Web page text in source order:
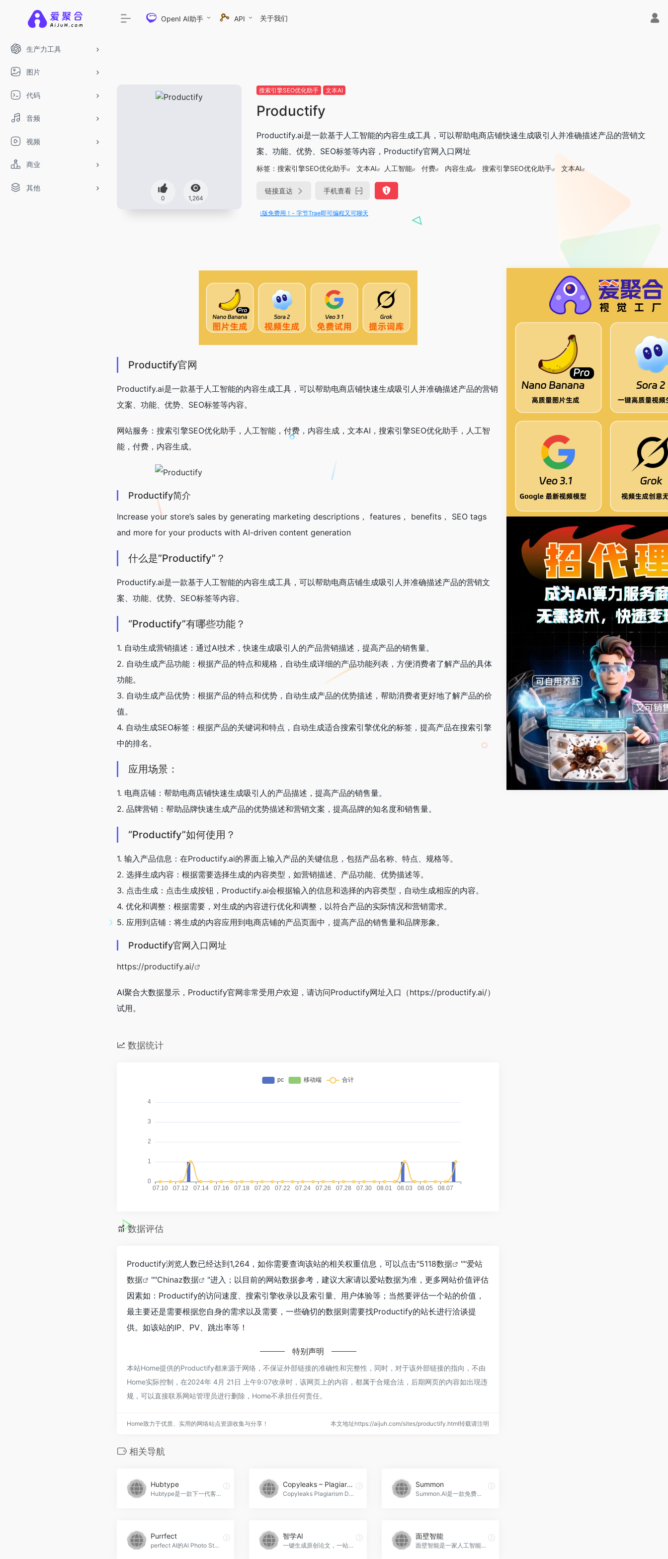
生产力工具
图片
代码
音频
视频
商业
其他
OpenI AI助手 API 关于我们
0 1,264
搜索引擎SEO优化助手 文本AI
Productify
Productify.ai是一款基于人工智能的内容生成工具，可以帮助电商店铺快速生成吸引人并准确描述产品的营销文
案、功能、优势、SEO标签等内容，Productify官网入口网址
标签： 搜索引擎SEO优化助手 文本AI 人工智能 付费 内容生成 搜索引擎SEO优化助手 文本AI
链接直达 手机查看
DeepSeek-R1、V3满血版免费用！- 字节Trae即可编程又可聊天
Productify官网
Productify.ai是一款基于人工智能的内容生成工具，可以帮助电商店铺快速生成吸引人并准确描述产品的营销
文案、功能、优势、SEO标签等内容。
网站服务：搜索引擎SEO优化助手，人工智能，付费，内容生成，文本AI，搜索引擎SEO优化助手，人工智
能，付费，内容生成。
Productify简介
Increase your store’s sales by generating marketing descriptions， features， benefits， SEO tags
and more for your products with AI-driven content generation
什么是”Productify”？
Productify.ai是一款基于人工智能的内容生成工具，可以帮助电商店铺生成吸引人并准确描述产品的营销文
案、功能、优势、SEO标签等内容。
“Productify”有哪些功能？
1. 自动生成营销描述：通过AI技术，快速生成吸引人的产品营销描述，提高产品的销售量。
2. 自动生成产品功能：根据产品的特点和规格，自动生成详细的产品功能列表，方便消费者了解产品的具体
功能。
3. 自动生成产品优势：根据产品的特点和优势，自动生成产品的优势描述，帮助消费者更好地了解产品的价
值。
4. 自动生成SEO标签：根据产品的关键词和特点，自动生成适合搜索引擎优化的标签，提高产品在搜索引擎
中的排名。
应用场景：
1. 电商店铺：帮助电商店铺快速生成吸引人的产品描述，提高产品的销售量。
2. 品牌营销：帮助品牌快速生成产品的优势描述和营销文案，提高品牌的知名度和销售量。
“Productify”如何使用？
1. 输入产品信息：在Productify.ai的界面上输入产品的关键信息，包括产品名称、特点、规格等。
2. 选择生成内容：根据需要选择生成的内容类型，如营销描述、产品功能、优势描述等。
3. 点击生成：点击生成按钮，Productify.ai会根据输入的信息和选择的内容类型，自动生成相应的内容。
4. 优化和调整：根据需要，对生成的内容进行优化和调整，以符合产品的实际情况和营销需求。
5. 应用到店铺：将生成的内容应用到电商店铺的产品页面中，提高产品的销售量和品牌形象。
Productify官网入口网址
https://productify.ai/
AI聚合大数据显示，Productify官网非常受用户欢迎，请访问Productify网址入口（https://productify.ai/）
试用。
数据统计
数据评估
Productify浏览人数已经达到1,264，如你需要查询该站的相关权重信息，可以点击"5118数据 ""爱站
数据
""Chinaz数据
"进入；以目前的网站数据参考，建议大家请以爱站数据为准，更多网站价值评估
因素如：Productify的访问速度、搜索引擎收录以及索引量、用户体验等；当然要评估一个站的价值，
最主要还是需要根据您自身的需求以及需要，一些确切的数据则需要找Productify的站长进行洽谈提
供。如该站的IP、PV、跳出率等！
特别声明
本站Home提供的Productify都来源于网络，不保证外部链接的准确性和完整性，同时，对于该外部链接的指向，不由
Home实际控制，在2024年 4月 21日 上午9:07收录时，该网页上的内容，都属于合规合法，后期网页的内容如出现违
规，可以直接联系网站管理员进行删除，Home不承担任何责任。
Home致力于优质、实用的网络站点资源收集与分享！ 本文地址https://aijuh.com/sites/productify.html转载请注明
相关导航
Hubtype
Hubtype是一款下一代客户互动平台，通过超越普通的聊天机器人，提供了具有强大集成能力的对话应用，帮助企业提高效率、提升客户满意度，Hubtype官网入口网址
Copyleaks – Plagiarism detector
Copyleaks Plagiarism Detector是一款强大的在线工具，可以帮助用户快速检测文本的抄袭情况，支持100多种语言，包括AI生成内容的检测，保证原创性，Copyleaks &#8211; Plagiarism detector官网入口网址
Summon
Summon.AI是一款免费且开源的设计工具，使用先进的人工智能技术，可以帮助您生成、编辑和创建各种图像，Summon官网入口网址
Purrfect
perfect AI的AI Photo Studio是一款提供人工智能照片编辑服务的移动应用程序，用户可以将自己的照片转换成50个即时的人工智能头像和一个人工智能个人资料，Purrfect官网入口网址
智学AI
一键生成原创论文，一站式论文服务网站，智学AI官网入口网址
面壁智能
面壁智能是一家人工智能大模型技术创新与应用落地企业，旗下核心产品ModelForce CPM大模型具备多语言能力和简易结构化输入输出，适用于智能写作、智能办公、智能客服、智能助理等多个场景，面壁智能官网入口网址